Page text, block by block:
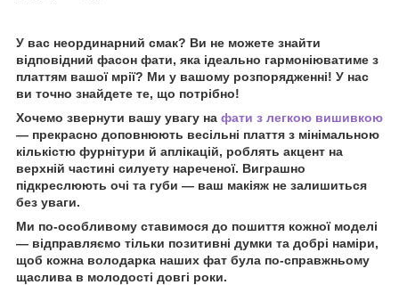
У вас неординарний смак? Ви не можете знайти
відповідний фасон фати, яка ідеально гармоніюватиме з
платтям вашої мрії? Ми у вашому розпорядженні! У нас
ви точно знайдете те, що потрібно!
Хочемо звернути вашу увагу на фати з легкою вишивкою
— прекрасно доповнюють весільні плаття з мінімальною
кількістю фурнітури й аплікацій, роблять акцент на
верхній частині силуету нареченої. Виграшно
підкреслюють очі та губи — ваш макіяж не залишиться
без уваги.
Ми по-особливому ставимося до пошиття кожної моделі
— відправляємо тільки позитивні думки та добрі наміри,
щоб кожна володарка наших фат була по-справжньому
щаслива в молодості довгі роки.